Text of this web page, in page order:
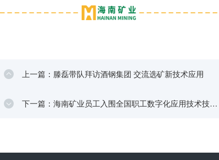
上一篇：滕磊带队拜访酒钢集团 交流选矿新技术应用
下一篇：海南矿业员工入围全国职工数字化应用技术技能